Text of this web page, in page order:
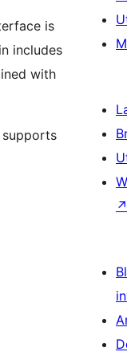
is
includes
with
supports
↗